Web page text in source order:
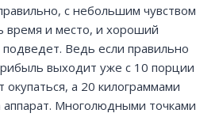
с небольшим чувством
время и место, и хороший
Ведь если правильно
выходит уже с 10 порции
окупаться, а 20 килограммами
аппарат. Многолюдными точками